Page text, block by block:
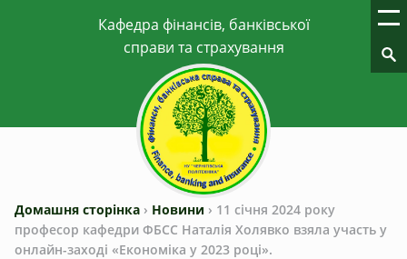
Домашня сторінка › Новини › 11 січня 2024 року
професор кафедри ФБСС Наталія Холявко взяла участь у
онлайн-заході «Економіка у 2023 році».